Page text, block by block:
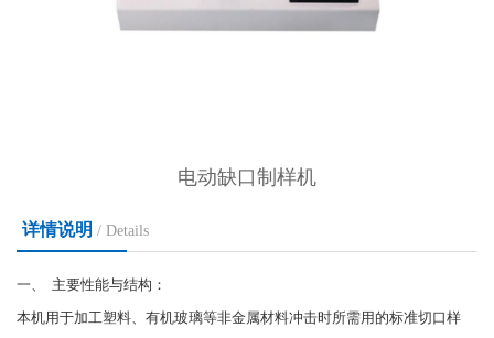
电动缺口制样机
详情说明 / Details
一、 主要性能与结构：
本机用于加工塑料、有机玻璃等非金属材料冲击时所需用的标准切口样